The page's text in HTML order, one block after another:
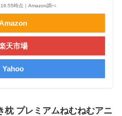
時点｜Amazon調べ
天市場
Yahoo
枕 プレミアムねむねむアニ